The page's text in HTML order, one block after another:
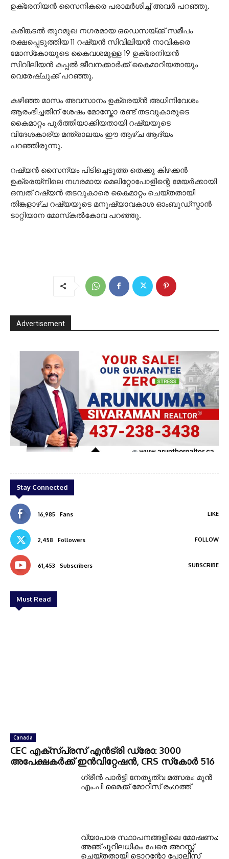
ഉക്രേനിയൻ സൈനികരെ പരാമർശിച്ച് അവർ പറഞ്ഞു.
കരിങ്കടൽ തുറമുഖ നഗരമായ ഒഡെസയ്ക്ക് സമീപം
രക്ഷപ്പെടുത്തിയ 11 റഷ്യൻ സിവിലിയൻ നാവികരെ
മോസ്‌കോയുടെ കൈവശമുള്ള 19 ഉക്രേനിയൻ
സിവിലിയൻ കപ്പൽ ജീവനക്കാർക്ക് കൈമാറിയതായും
വെരേഷ്‌ചുക്ക് പറഞ്ഞു.
കഴിഞ്ഞ മാസം അവസാനം ഉക്രെയ്ൻ അധിനിവേശം
ആരംഭിച്ചതിന് ശേഷം മോസ്കോ രണ്ട് തടവുകാരുടെ
കൈമാറ്റം പൂർത്തിയാക്കിയതായി റഷ്യയുടെ
വിദേശകാര്യ മന്ത്രാലയം ഈ ആഴ്ച ആദ്യം
പറഞ്ഞിരുന്നു.
റഷ്യൻ സൈന്യം പിടിച്ചെടുത്ത തെക്കു കിഴക്കൻ
ഉക്രെയ്‌നിലെ നഗരമായ മെലിറ്റോപോളിന്റെ മേയർക്കായി
ഒമ്പത് റഷ്യൻ തടവുകാരെ കൈമാറ്റം ചെയ്തതായി
തിങ്കളാഴ്ച റഷ്യയുടെ മനുഷ്യാവകാശ ഓംബുഡ്‌സ്മാൻ
ടാറ്റിയാന മോസ്‌കൽകോവ പറഞ്ഞു.
Advertisement
Stay Connected
16,985 Fans LIKE
2,458 Followers FOLLOW
61,453 Subscribers SUBSCRIBE
Must Read
Canada
CEC എക്‌സ്പ്രസ് എന്‍ട്രി ഡ്രോ: 3000
അപേക്ഷകര്‍ക്ക് ഇന്‍വിറ്റേഷന്‍, CRS സ്‌കോര്‍ 516
ഗ്രീന്‍ പാര്‍ട്ടി നേതൃത്വ മത്സരം: മുന്‍
എം.പി മൈക്ക് മോറിസ് രംഗത്ത്
വ്യാപാര സ്ഥാപനങ്ങളിലെ മോഷണം:
അഞ്ചൂറിലധികം പേരെ അറസ്റ്റ്
ചെയ്തതായി ടൊറന്റോ പോലീസ്